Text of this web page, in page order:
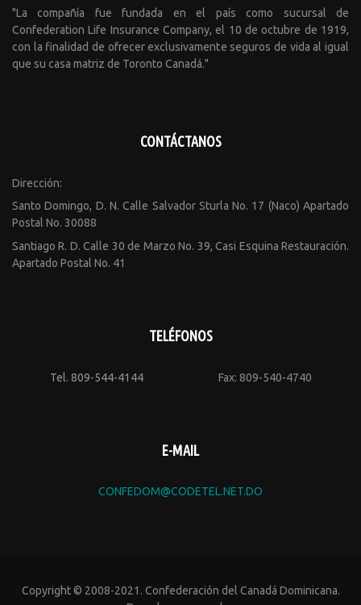
"La compañía fue fundada en el país como sucursal de
Confederation Life Insurance Company, el 10 de octubre de 1919,
con la finalidad de ofrecer exclusivamente seguros de vida al igual
que su casa matriz de Toronto Canadá."
CONTÁCTANOS
Dirección:
Santo Domingo, D. N. Calle Salvador Sturla No. 17 (Naco) Apartado
Postal No. 30088
Santiago R. D. Calle 30 de Marzo No. 39, Casi Esquina Restauración.
Apartado Postal No. 41
TELÉFONOS
Tel. 809-544-4144 Fax: 809-540-4740
E-MAIL
CONFEDOM@CODETEL.NET.DO
Copyright © 2008-2021. Confederación del Canadá Dominicana.